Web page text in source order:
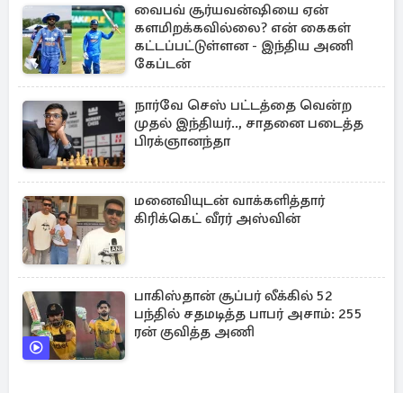
வைபவ் சூர்யவன்ஷியை ஏன்
களமிறக்கவில்லை? என் கைகள்
கட்டப்பட்டுள்ளன - இந்திய அணி
கேப்டன்
நார்வே செஸ் பட்டத்தை வென்ற
முதல் இந்தியர்.., சாதனை படைத்த
பிரக்ஞானந்தா
மனைவியுடன் வாக்களித்தார்
கிரிக்கெட் வீரர் அஸ்வின்
பாகிஸ்தான் சூப்பர் லீக்கில் 52
பந்தில் சதமடித்த பாபர் அசாம்: 255
ரன் குவித்த அணி